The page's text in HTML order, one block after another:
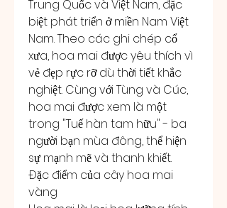
Trung Quốc và Việt Nam, đặc
biệt phát triển ở miền Nam Việt
Nam. Theo các ghi chép cổ
xưa, hoa mai được yêu thích vì
vẻ đẹp rực rỡ dù thời tiết khắc
nghiệt. Cùng với Tùng và Cúc,
hoa mai được xem là một
trong "Tuế hàn tam hữu" - ba
người bạn mùa đông, thể hiện
sự mạnh mẽ và thanh khiết.
Đặc điểm của cây hoa mai
vàng